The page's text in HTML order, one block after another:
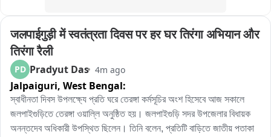
जलपाईगुड़ी में स्वतंत्रता दिवस पर हर घर तिरंगा अभियान और
तिरंगा रैली
PD Pradyut Das 4m ago
Jalpaiguri, West Bengal:
স্বাধীনতা দিবস উপলক্ষ্যে প্রতি ঘরে তেরঙ্গা কর্মসূচির অংশ হিসেবে আজ সকালে
জলপাইগুড়িতে তেরঙ্গা ওয়াল্লি অনুষ্ঠিত হয়। জলপাইগুড়ি সদর উপজেলার বিধায়ক
অনন্তদেব অধিকারী উপস্থিত ছিলেন। তিনি বলেন, প্রতিটি বাড়িতে জাতীয় পতাকা